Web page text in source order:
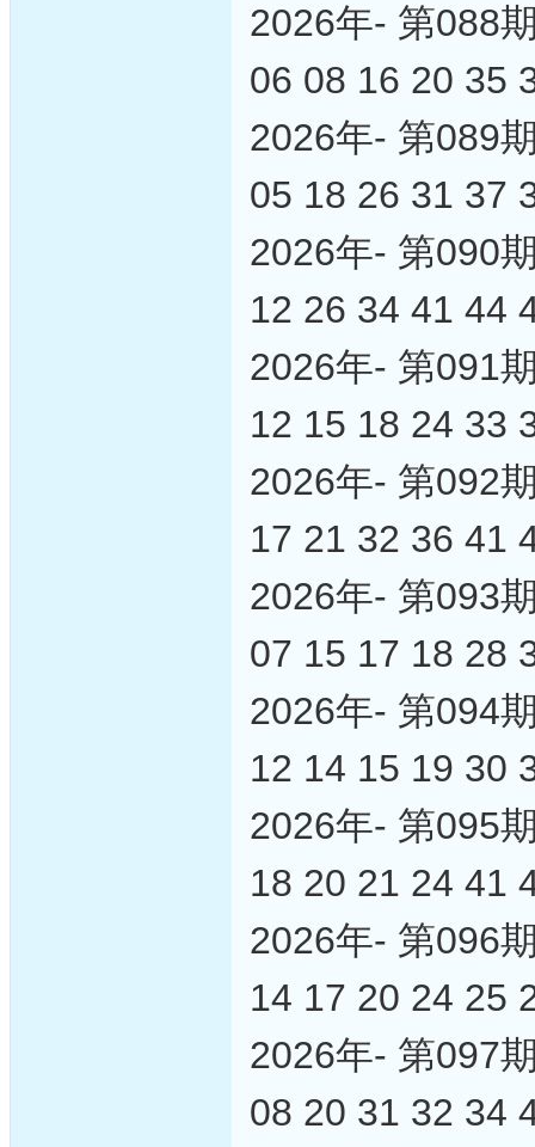
2026年- 第088
06 08 16 20 35
2026年- 第089
05 18 26 31 37
2026年- 第090
12 26 34 41 44
2026年- 第091
12 15 18 24 33
2026年- 第092
17 21 32 36 41
2026年- 第093
07 15 17 18 28
2026年- 第094
12 14 15 19 30
2026年- 第095
18 20 21 24 41
2026年- 第096
14 17 20 24 25
2026年- 第097
08 20 31 32 34